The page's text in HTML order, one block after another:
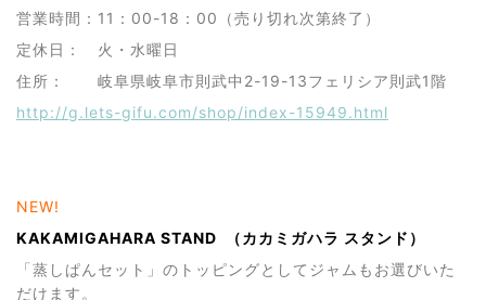
営業時間：11：00-18：00（売り切れ次第終了）
定休日： 火・水曜日
住所： 岐阜県岐阜市則武中2-19-13フェリシア則武1階
http://g.lets-gifu.com/shop/index-15949.html
NEW!
KAKAMIGAHARA STAND （カカミガハラ スタンド）
「蒸しぱんセット」のトッピングとしてジャムもお選びいた
だけます。